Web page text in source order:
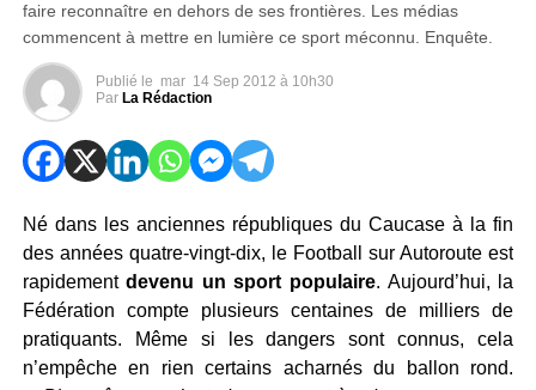
faire reconnaître en dehors de ses frontières. Les médias
commencent à mettre en lumière ce sport méconnu. Enquête.
Publié le mar 14 Sep 2012 à 10h30
Par La Rédaction
Né dans les anciennes républiques du Caucase à la fin
des années quatre-vingt-dix, le Football sur Autoroute est
rapidementdevenu un sport populaire. Aujourd’hui, la
Fédération compte plusieurs centaines de milliers de
pratiquants. Même si les dangers sont connus, cela
n’empêche en rien certains acharnés du ballon rond.